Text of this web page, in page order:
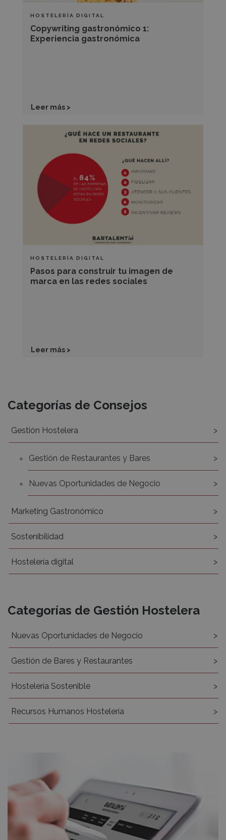
HOSTELERÍA DIGITAL
Copywriting gastronómico 1:
Experiencia gastronómica
Leer más >
HOSTELERÍA DIGITAL
Pasos para construir tu imagen de
marca en las redes sociales
construir
imagen
marca
redes
sociales
Leer más >
Recursos
Categorías de Consejos
Gestión Hostelera
Gestión de Restaurantes y Bares
Nuevas Oportunidades de Negocio
Marketing Gastronómico
Sostenibilidad
Hostelería digital
Categorías de Gestión Hostelera
Nuevas Oportunidades de Negocio
Gestión de Bares y Restaurantes
Hostelería Sostenible
Recursos Humanos Hostelería